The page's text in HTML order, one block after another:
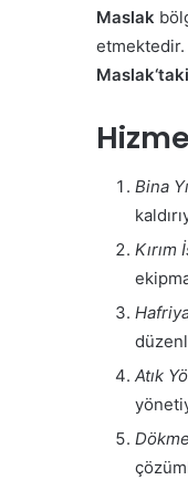
Maslak
etmektedir.
Maslak‘taki
Bina
Kırım
Atık